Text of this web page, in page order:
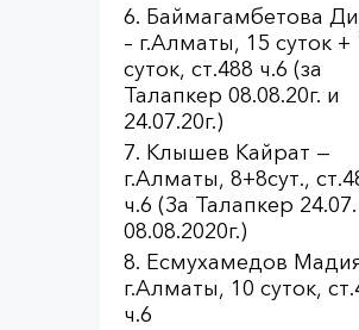
Баймагамбетова
– г.Алматы, 15 суток +
суток, ст.488 ч.6 (за
Талапкер 08.08.20г. и
24.07.20г.)
Клышев Кайрат —
г.Алматы, 8+8сут.,
ч.6 (За Талапкер
08.08.2020г.)
Есмухамедов
г.Алматы, 10 суток,
ч.6